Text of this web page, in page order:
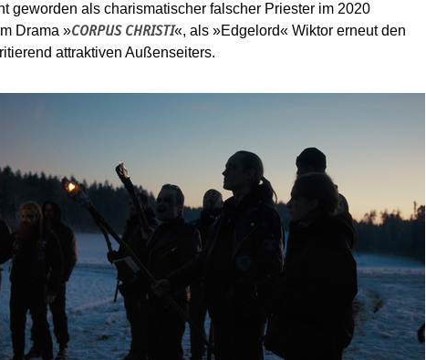
geworden als charismatischer falscher Priester im 2020
Drama »CORPUS CHRISTI«, als »Edgelord« Wiktor erneut den
attraktiven Außenseiters.